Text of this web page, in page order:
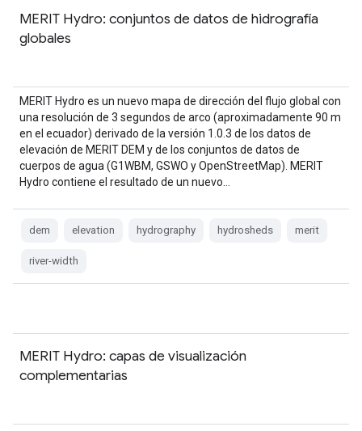
MERIT Hydro: conjuntos de datos de hidrografía
globales
MERIT Hydro es un nuevo mapa de dirección del flujo global con
una resolución de 3 segundos de arco (aproximadamente 90 m
en el ecuador) derivado de la versión 1.0.3 de los datos de
elevación de MERIT DEM y de los conjuntos de datos de
cuerpos de agua (G1WBM, GSWO y OpenStreetMap). MERIT
Hydro contiene el resultado de un nuevo…
dem elevation hydrography hydrosheds merit
river-width
MERIT Hydro: capas de visualización
complementarias